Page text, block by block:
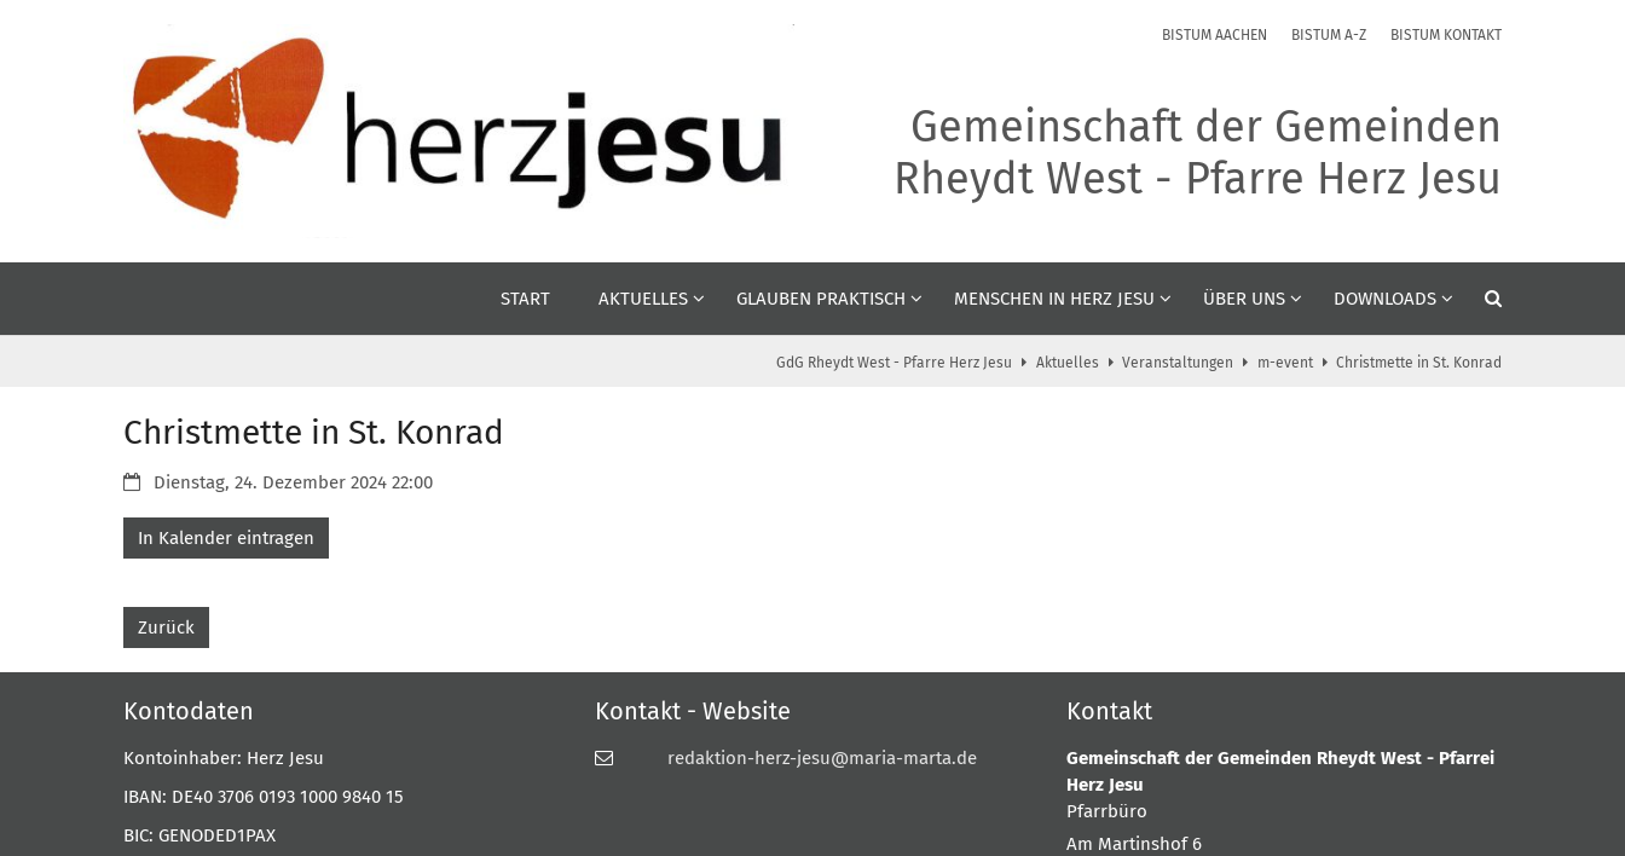
BISTUM AACHEN BISTUM A-Z BISTUM KONTAKT
Gemeinschaft der Gemeinden
Rheydt West - Pfarre Herz Jesu
START AKTUELLES GLAUBEN PRAKTISCH MENSCHEN IN HERZ JESU ÜBER UNS DOWNLOADS
GdG Rheydt West - Pfarre Herz Jesu Aktuelles Veranstaltungen m-event Christmette in St. Konrad
Christmette in St. Konrad
Datum:Dienstag, 24. Dezember 2024 22:00
In Kalender eintragen
Zurück
Kontodaten
Kontoinhaber: Herz Jesu
IBAN: DE40 3706 0193 1000 9840 15
BIC: GENODED1PAX
Kontakt - Website
redaktion-herz-jesu@maria-marta.de
Kontakt
Gemeinschaft der Gemeinden Rheydt West - Pfarrei
Herz Jesu
Pfarrbüro
Am Martinshof 6